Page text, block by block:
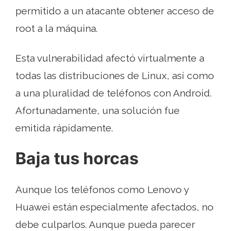
permitido a un atacante obtener acceso de
root a la máquina.
Esta vulnerabilidad afectó virtualmente a
todas las distribuciones de Linux, así como
a una pluralidad de teléfonos con Android.
Afortunadamente, una solución fue
emitida rápidamente.
Baja tus horcas
Aunque los teléfonos como Lenovo y
Huawei están especialmente afectados, no
debe culparlos. Aunque pueda parecer